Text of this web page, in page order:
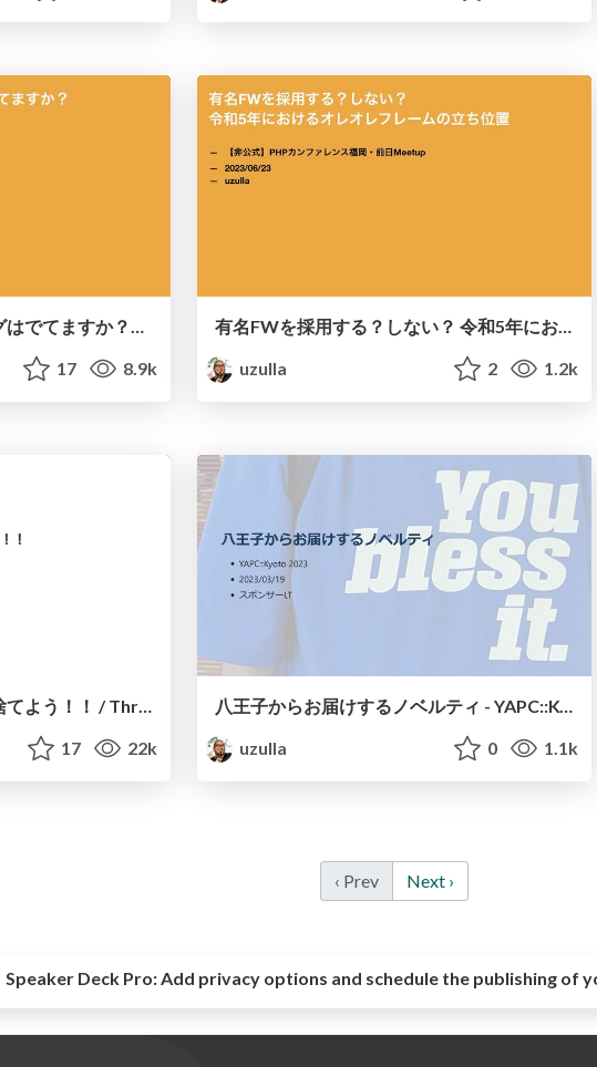
あなたのPHPアプリ、ログはでてますか？あるいはログをだしてますか？ / Are you writing a log? Or just out a log?
17 8.9k
有名FWを採用する？しない？ 令和5年におけるオレオレフレームの立ち位置 / To make with own framework or not do, that is the question
uzulla
2 1.2k
PHPの最高機能、配列を捨てよう！！ / Throw away all PHP array now!!!
17 22k
八王子からお届けするノベルティ - YAPC::Kyoto 2023
uzulla
0 1.1k
‹ Prev Next ›
Speaker Deck Pro:Add privacy options and schedule the publishing of